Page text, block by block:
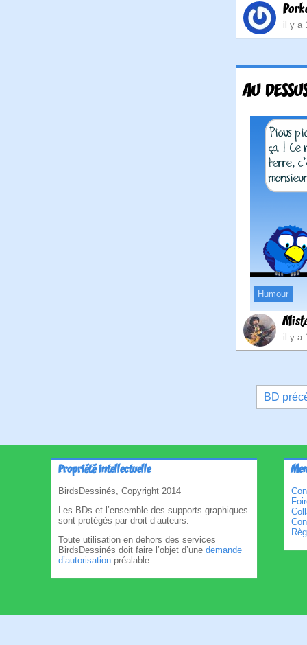
il y a
AU
Humour
il y a
BD
Propriété intellectuelle
BirdsDessinés, Copyright 2014
Les BDs et l’ensemble des supports graphiques
sont protégés par droit d’auteurs.
Toute utilisation en dehors des services
BirdsDessinés doit faire l’objet d’une demande
d’autorisation préalable.